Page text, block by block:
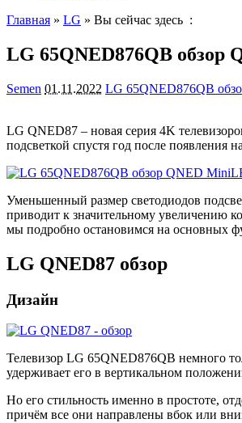
Главная » LG » Вы сейчас здесь :
LG 65QNED876QB обзор
Semen 01.11.2022 LG 65QNED876QB
LG QNED87 – новая серия 4K
подсветкой спустя год после появления
Уменьшенный размер светодиодов
приводит к значительному увеличению
мы подробно остановимся на основных
LG QNED87 обзор
Дизайн
Телевизор LG 65QNED876QB немного
удерживает его в вертикальном
Но его стильность именно в простоте,
причём все они направлены вбок или